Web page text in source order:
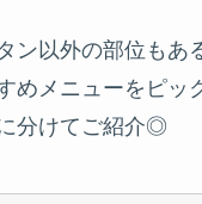
ン以外の部位もあ
めメニューをピッ
分けてご紹介◎